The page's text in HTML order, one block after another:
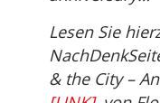
Lesen Sie
& the City –